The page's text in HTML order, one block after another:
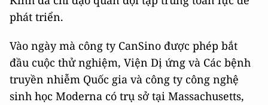
phát triển.
Vào ngày mà công ty CanSino được phép bắt
đầu cuộc thử nghiệm, Viện Dị ứng và Các bệnh
truyền nhiễm Quốc gia và công ty công nghệ
sinh học Moderna có trụ sở tại Massachusetts,